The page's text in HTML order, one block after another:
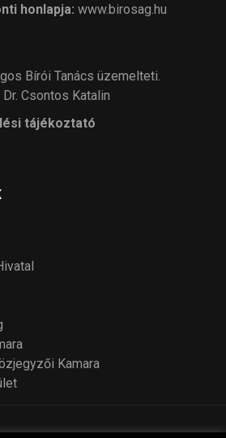
honlapja: www.birosag.hu
Bírói Tanács üzemelteti.
Csontos Katalin
tájékoztató
Kamara